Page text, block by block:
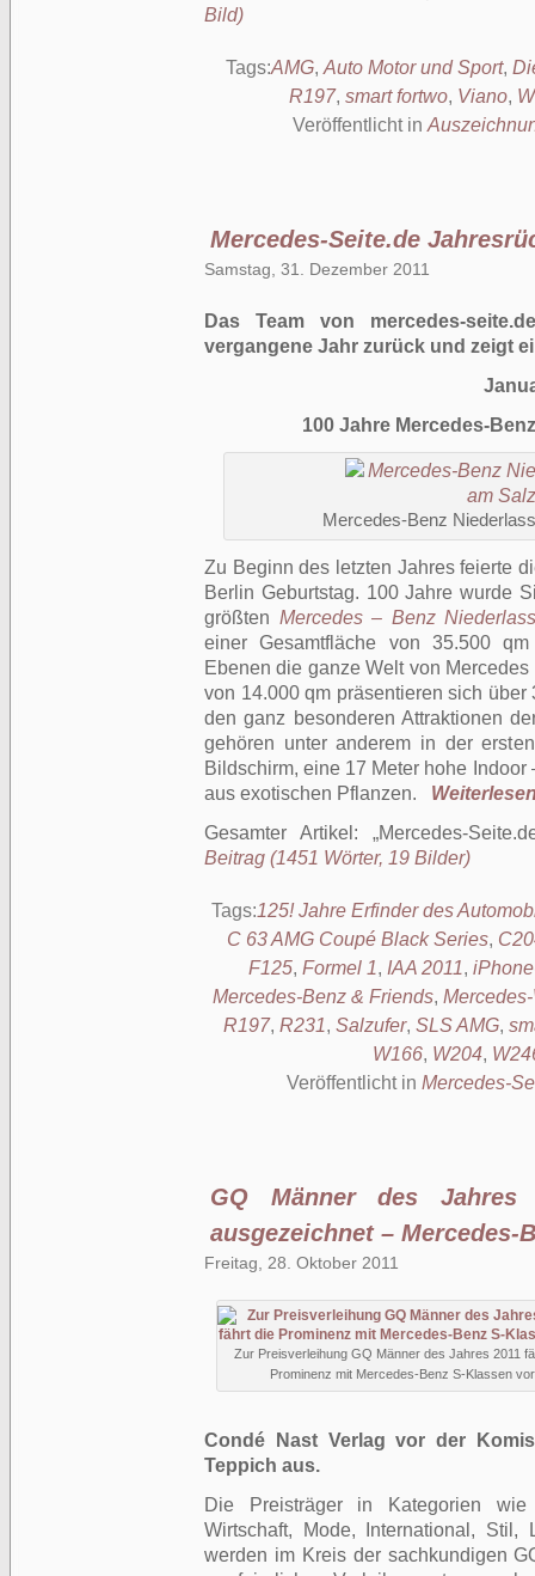
Bild)
Tags:AMG, Auto Motor und Sport,
R197, smart fortwo, Viano,
Veröffentlicht in
Mercedes-Seite.de
Samstag, 31. Dezember 2011
Das Team von mercedes-
vergangene Jahr zurück und zeigt
100 Jahre Mercedes-
Mercedes-Benz
Zu Beginn des letzten Jahres feierte
Berlin Geburtstag. 100 Jahre wurde
größten Mercedes – Benz
einer Gesamtfläche von 35.500
Ebenen die ganze Welt von
von 14.000 qm präsentieren sich
den ganz besonderen Attraktionen
gehören unter anderem in der
Bildschirm, eine 17 Meter hohe
aus exotischen Pflanzen.
Gesamter Artikel: Mercedes-
Beitrag (1451 Wörter, 19 Bilder)
Tags:125! Jahre Erfinder des
C 63 AMG Coupé Black Series,
F125, Formel 1, IAA 2011,
Mercedes-Benz & Friends,
R197, R231, Salzufer, SLS AMG,
W166, W204,
Veröffentlicht in Mercedes-
GQ Männer des
ausgezeichnet – Mercedes-
Freitag, 28. Oktober 2011
Zur Preisverleihung GQ Männer des Jahres 2011
Prominenz mit Mercedes-Benz S-Klassen vor
Condé Nast Verlag vor der
Teppich aus.
Die Preisträger in Kategorien
Wirtschaft, Mode, International, Stil,
werden im Kreis der sachkundigen